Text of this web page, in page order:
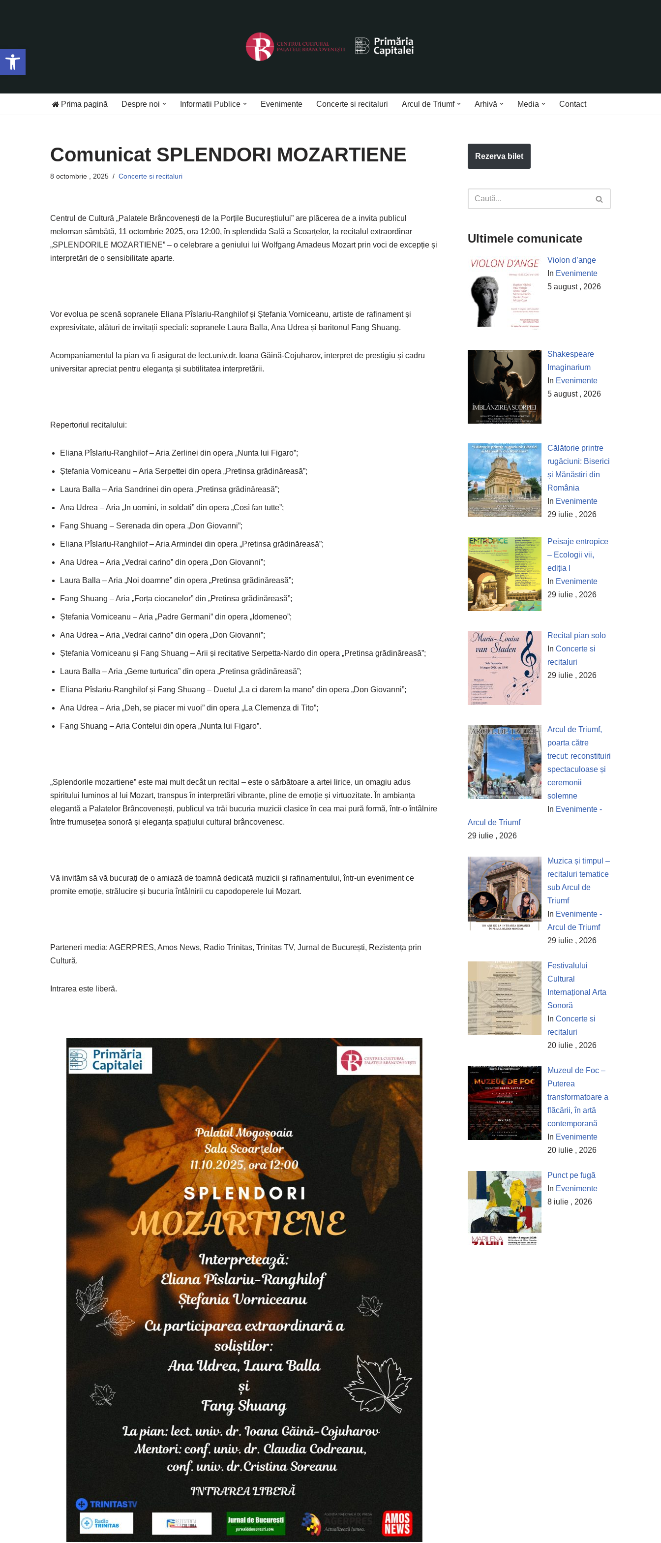
Deschide bara de unelte
conținut
Prima pagină Despre noi Informatii Publice Evenimente Concerte si recitaluri Arcul de Triumf Arhivă Media Contact
Comunicat SPLENDORI MOZARTIENE
8 octombrie , 2025 Concerte si recitaluri
Centrul de Cultură „Palatele Brâncovenești de la Porțile Bucureștiului” are plăcerea de a invita publicul
meloman sâmbătă, 11 octombrie 2025, ora 12:00, în splendida Sală a Scoarțelor, la recitalul extraordinar
„SPLENDORILE MOZARTIENE” – o celebrare a geniului lui Wolfgang Amadeus Mozart prin voci de excepție și
interpretări de o sensibilitate aparte.
Vor evolua pe scenă sopranele Eliana Pîslariu-Ranghilof și Ștefania Vorniceanu, artiste de rafinament și
expresivitate, alături de invitații speciali: sopranele Laura Balla, Ana Udrea și baritonul Fang Shuang.
Acompaniamentul la pian va fi asigurat de lect.univ.dr. Ioana Găină-Cojuharov, interpret de prestigiu și cadru
universitar apreciat pentru eleganța și subtilitatea interpretării.
Repertoriul recitalului:
Eliana Pîslariu-Ranghilof – Aria Zerlinei din opera „Nunta lui Figaro”;
Ștefania Vorniceanu – Aria Serpettei din opera „Pretinsa grădinăreasă”;
Laura Balla – Aria Sandrinei din opera „Pretinsa grădinăreasă”;
Ana Udrea – Aria „In uomini, in soldati” din opera „Così fan tutte”;
Fang Shuang – Serenada din opera „Don Giovanni”;
Eliana Pîslariu-Ranghilof – Aria Armindei din opera „Pretinsa grădinăreasă”;
Ana Udrea – Aria „Vedrai carino” din opera „Don Giovanni”;
Laura Balla – Aria „Noi doamne” din opera „Pretinsa grădinăreasă”;
Fang Shuang – Aria „Forța ciocanelor” din „Pretinsa grădinăreasă”;
Ștefania Vorniceanu – Aria „Padre Germani” din opera „Idomeneo”;
Ana Udrea – Aria „Vedrai carino” din opera „Don Giovanni”;
Ștefania Vorniceanu și Fang Shuang – Arii și recitative Serpetta-Nardo din opera „Pretinsa grădinăreasă”;
Laura Balla – Aria „Geme turturica” din opera „Pretinsa grădinăreasă”;
Eliana Pîslariu-Ranghilof și Fang Shuang – Duetul „La ci darem la mano” din opera „Don Giovanni”;
Ana Udrea – Aria „Deh, se piacer mi vuoi” din opera „La Clemenza di Tito”;
Fang Shuang – Aria Contelui din opera „Nunta lui Figaro”.
„Splendorile mozartiene” este mai mult decât un recital – este o sărbătoare a artei lirice, un omagiu adus
spiritului luminos al lui Mozart, transpus în interpretări vibrante, pline de emoție și virtuozitate. În ambianța
elegantă a Palatelor Brâncovenești, publicul va trăi bucuria muzicii clasice în cea mai pură formă, într-o întâlnire
între frumusețea sonoră și eleganța spațiului cultural brâncovenesc.
Vă invităm să vă bucurați de o amiază de toamnă dedicată muzicii și rafinamentului, într-un eveniment ce
promite emoție, strălucire și bucuria întâlnirii cu capodoperele lui Mozart.
Parteneri media: AGERPRES, Amos News, Radio Trinitas, Trinitas TV, Jurnal de București, Rezistența prin
Cultură.
Intrarea este liberă.
Rezerva bilet
Ultimele comunicate
Violon d’ange
In Evenimente
5 august , 2026
Shakespeare
Imaginarium
In Evenimente
5 august , 2026
Călătorie printre
rugăciuni: Biserici
și Mănăstiri din
România
In Evenimente
29 iulie , 2026
Peisaje entropice
– Ecologii vii,
ediția I
In Evenimente
29 iulie , 2026
Recital pian solo
In Concerte si
recitaluri
29 iulie , 2026
Arcul de Triumf,
poarta către
trecut: reconstituiri
spectaculoase și
ceremonii
solemne
In Evenimente -
Arcul de Triumf
29 iulie , 2026
Muzica și timpul –
recitaluri tematice
sub Arcul de
Triumf
In Evenimente -
Arcul de Triumf
29 iulie , 2026
Festivalului
Cultural
Internațional Arta
Sonoră
In Concerte si
recitaluri
20 iulie , 2026
Muzeul de Foc –
Puterea
transformatoare a
flăcării, în artă
contemporană
In Evenimente
20 iulie , 2026
Punct pe fugă
In Evenimente
8 iulie , 2026